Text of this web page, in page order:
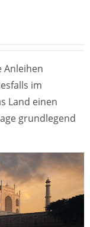
Anleihen
im
Land einen
grundlegend